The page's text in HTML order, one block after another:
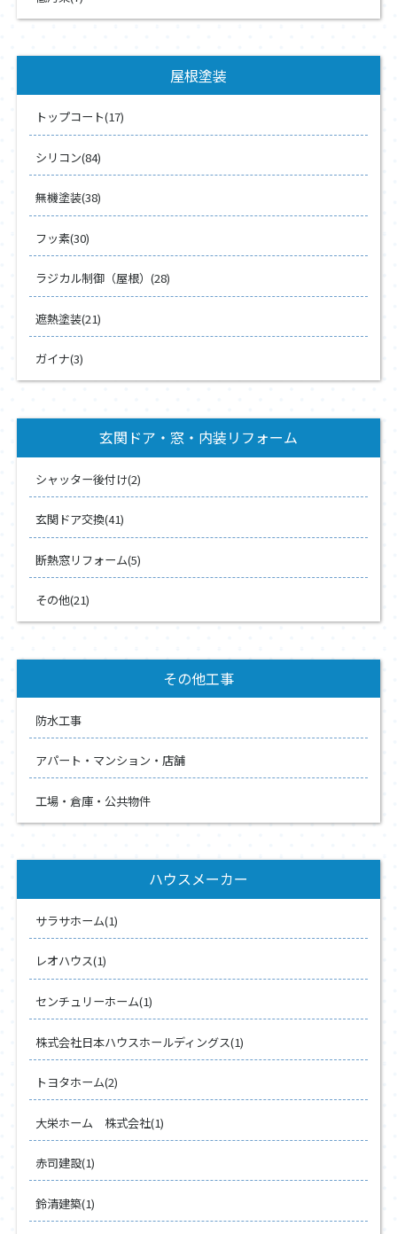
屋根塗装
トップコート(17)
シリコン(84)
無機塗装(38)
フッ素(30)
ラジカル制御（屋根）(28)
遮熱塗装(21)
ガイナ(3)
玄関ドア・窓・内装リフォーム
シャッター後付け(2)
玄関ドア交換(41)
断熱窓リフォーム(5)
その他(21)
その他工事
防水工事
アパート・マンション・店舗
工場・倉庫・公共物件
ハウスメーカー
サラサホーム(1)
レオハウス(1)
センチュリーホーム(1)
株式会社日本ハウスホールディングス(1)
トヨタホーム(2)
大栄ホーム 株式会社(1)
赤司建設(1)
鈴清建築(1)